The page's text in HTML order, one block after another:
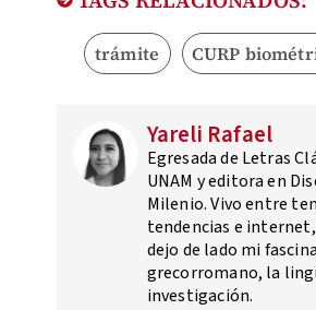
trámite CURP
Yareli Rafael
Egresada de Letras
UNAM y editora en
Milenio. Vivo entre
tendencias e
dejo de lado mi
grecorromano, la
investigación.